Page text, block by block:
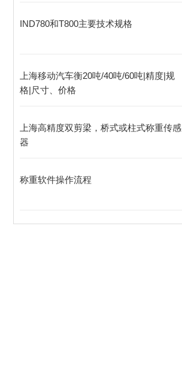
IND780和T800主要技术规格
上海移动汽车衡20吨/40吨/60吨|精度|规
格|尺寸、价格
上海高精度双剪梁，桥式或柱式称重传感
器
称重软件操作流程